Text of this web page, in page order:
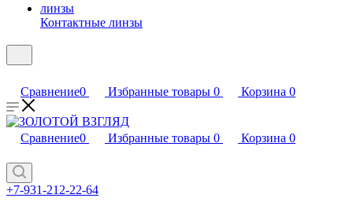
Контактные линзы
Сравнение0 Избранные товары 0 Корзина 0
Сравнение0 Избранные товары 0 Корзина 0
+7-931-212-22-64